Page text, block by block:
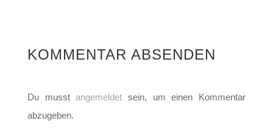
KOMMENTAR ABSENDEN
Du musstangemeldet sein, um einen Kommentar
abzugeben.